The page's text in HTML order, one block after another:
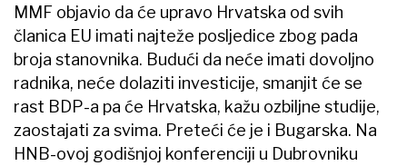
MMF objavio da će upravo Hrvatska od svih
članica EU imati najteže posljedice zbog pada
broja stanovnika. Budući da neće imati dovoljno
radnika, neće dolaziti investicije, smanjit će se
rast BDP-a pa će Hrvatska, kažu ozbiljne studije,
zaostajati za svima. Preteći će je i Bugarska. Na
HNB-ovoj godišnjoj konferenciji u Dubrovniku